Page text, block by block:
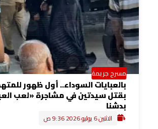
مسرح جريمة
بالعبايات السوداء.. أول ظهور
بقتل سيدتين في مشاجرة «لعب
بدشنا
الاثنين 6 يوليو 2026 9:36 ص